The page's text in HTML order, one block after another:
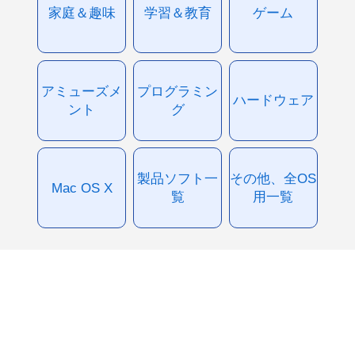
家庭＆趣味 学習＆教育 ゲーム
アミューズメ
ント
プログラミン
グ
ハードウェア
Mac OS X
製品ソフト一
覧
その他、全OS
用一覧